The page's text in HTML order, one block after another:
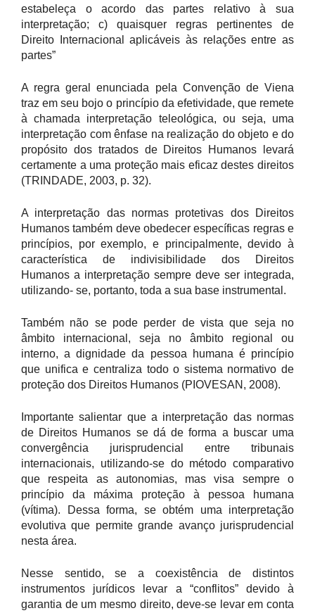
estabeleça o acordo das partes relativo à sua
interpretação; c) quaisquer regras pertinentes de
Direito Internacional aplicáveis às relações entre as
partes”
A regra geral enunciada pela Convenção de Viena
traz em seu bojo o princípio da efetividade, que remete
à chamada interpretação teleológica, ou seja, uma
interpretação com ênfase na realização do objeto e do
propósito dos tratados de Direitos Humanos levará
certamente a uma proteção mais eficaz destes direitos
(TRINDADE, 2003, p. 32).
A interpretação das normas protetivas dos Direitos
Humanos também deve obedecer específicas regras e
princípios, por exemplo, e principalmente, devido à
característica de indivisibilidade dos Direitos
Humanos a interpretação sempre deve ser integrada,
utilizando- se, portanto, toda a sua base instrumental.
Também não se pode perder de vista que seja no
âmbito internacional, seja no âmbito regional ou
interno, a dignidade da pessoa humana é princípio
que unifica e centraliza todo o sistema normativo de
proteção dos Direitos Humanos (PIOVESAN, 2008).
Importante salientar que a interpretação das normas
de Direitos Humanos se dá de forma a buscar uma
convergência jurisprudencial entre tribunais
internacionais, utilizando-se do método comparativo
que respeita as autonomias, mas visa sempre o
princípio da máxima proteção à pessoa humana
(vítima). Dessa forma, se obtém uma interpretação
evolutiva que permite grande avanço jurisprudencial
nesta área.
Nesse sentido, se a coexistência de distintos
instrumentos jurídicos levar a “conflitos” devido à
garantia de um mesmo direito, deve-se levar em conta